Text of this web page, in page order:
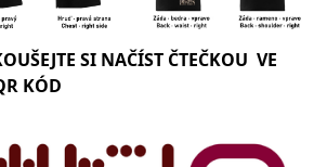
SI NAČÍST ČTEČKOU VE
KÓD